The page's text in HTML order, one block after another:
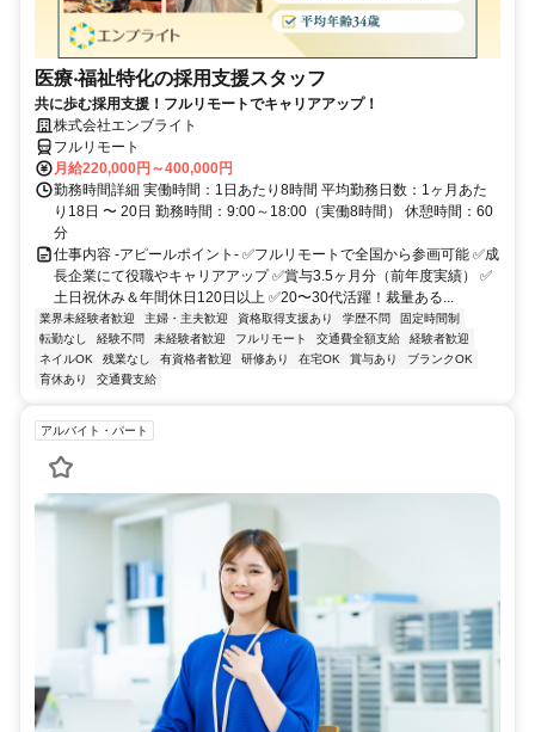
医療‧福祉特化の採用支援スタッフ
共に歩む採用支援！フルリモートでキャリアアップ！
株式会社エンブライト
フルリモート
月給220,000円～400,000円
勤務時間詳細 実働時間：1日あたり8時間 平均勤務日数：1ヶ月あた
り18日 〜 20日 勤務時間：9:00～18:00（実働8時間） 休憩時間：60
分
仕事内容 -アピールポイント- ✅フルリモートで全国から参画可能 ✅成
長企業にて役職やキャリアアップ ✅賞与3.5ヶ月分（前年度実績） ✅
土日祝休み＆年間休日120日以上 ✅20〜30代活躍！裁量ある...
業界未経験者歓迎 主婦・主夫歓迎 資格取得支援あり 学歴不問
固定時間制
転勤なし
経験不問 未経験者歓迎 フルリモート 交通費全額支給
経験者歓迎
ネイルOK
残業なし 有資格者歓迎 研修あり 在宅OK 賞与あり
ブランクOK
育休あり
交通費支給
アルバイト・パート